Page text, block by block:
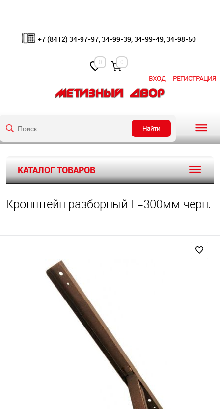
ВХОД РЕГИСТРАЦИЯ
Найти
+7 (8412) 34-97-97, 34-99-39, 34-99-49, 34-98-50
0 0
КАТАЛОГ ТОВАРОВ
Кронштейн разборный L=300мм черн.